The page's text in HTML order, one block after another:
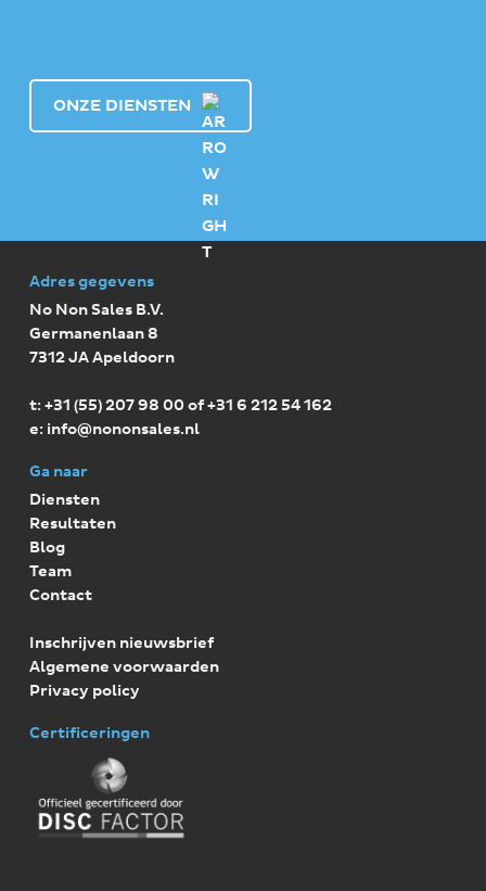
ONZE DIENSTEN
F
o
t
e
r
Adres gegevens
No Non Sales B.V.
Germanenlaan 8
7312 JA Apeldoorn
t: +31 (55) 207 98 00 of +31 6 212 54 162
e: info@nononsales.nl
Ga naar
Diensten
Resultaten
Blog
Team
Contact
Inschrijven nieuwsbrief
Algemene voorwaarden
Privacy policy
Certificeringen